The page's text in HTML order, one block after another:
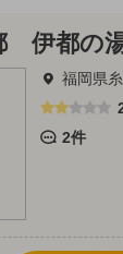
伊都の
福岡県
2件